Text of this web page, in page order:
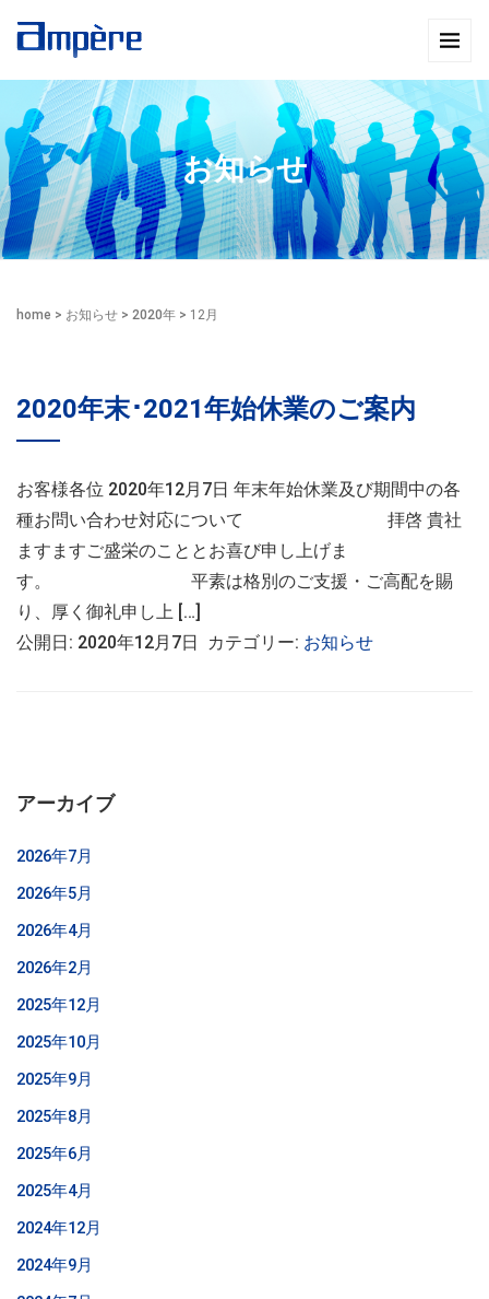
お知らせ
home > お知らせ > 2020年 > 12月
2020年末･2021年始休業のご案内
お客様各位 2020年12月7日 年末年始休業及び期間中の各
種お問い合わせ対応について 拝啓 貴社
ますますご盛栄のこととお喜び申し上げま
す。 平素は格別のご支援・ご高配を賜
り、厚く御礼申し上 […]
公開日: 2020年12月7日 カテゴリー: お知らせ
アーカイブ
2026年7月
2026年5月
2026年4月
2026年2月
2025年12月
2025年10月
2025年9月
2025年8月
2025年6月
2025年4月
2024年12月
2024年9月